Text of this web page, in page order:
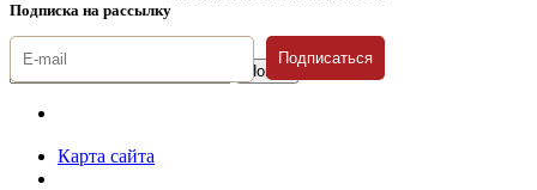
Подписка на рассылку
Подписаться
Карта сайта